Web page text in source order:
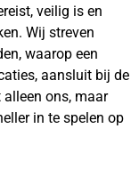
veilig is en
Wij streven
waarop een
aansluit bij de
ons, maar
in te spelen op